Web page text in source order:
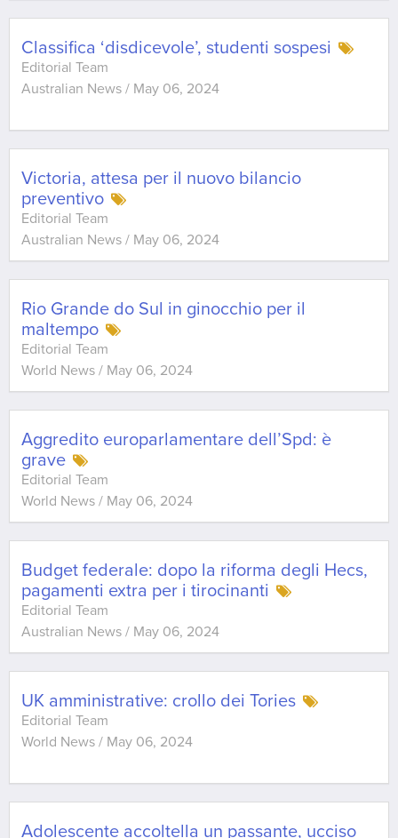
Classifica ‘disdicevole’, studenti sospesi
Editorial Team
Australian News / May 06, 2024
Victoria, attesa per il nuovo bilancio
preventivo
Editorial Team
Australian News / May 06, 2024
Rio Grande do Sul in ginocchio per il
maltempo
Editorial Team
World News / May 06, 2024
Aggredito europarlamentare dell’Spd: è
grave
Editorial Team
World News / May 06, 2024
Budget federale: dopo la riforma degli Hecs,
pagamenti extra per i tirocinanti
Editorial Team
Australian News / May 06, 2024
UK amministrative: crollo dei Tories
Editorial Team
World News / May 06, 2024
Adolescente accoltella un passante, ucciso